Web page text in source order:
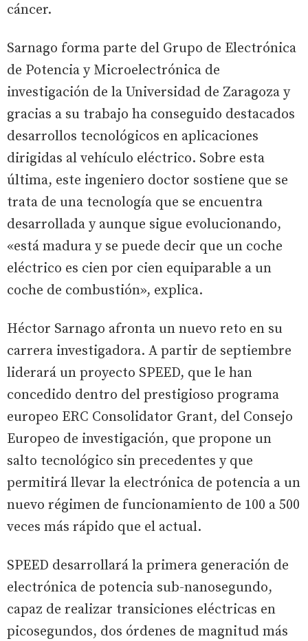
cáncer.
Sarnago forma parte del Grupo de Electrónica
de Potencia y Microelectrónica de
investigación de la Universidad de Zaragoza y
gracias a su trabajo ha conseguido destacados
desarrollos tecnológicos en aplicaciones
dirigidas al vehículo eléctrico. Sobre esta
última, este ingeniero doctor sostiene que se
trata de una tecnología que se encuentra
desarrollada y aunque sigue evolucionando,
«está madura y se puede decir que un coche
eléctrico es cien por cien equiparable a un
coche de combustión», explica.
Héctor Sarnago afronta un nuevo reto en su
carrera investigadora. A partir de septiembre
liderará un proyecto SPEED, que le han
concedido dentro del prestigioso programa
europeo ERC Consolidator Grant, del Consejo
Europeo de investigación, que propone un
salto tecnológico sin precedentes y que
permitirá llevar la electrónica de potencia a un
nuevo régimen de funcionamiento de 100 a 500
veces más rápido que el actual.
SPEED desarrollará la primera generación de
electrónica de potencia sub-nanosegundo,
capaz de realizar transiciones eléctricas en
picosegundos, dos órdenes de magnitud más